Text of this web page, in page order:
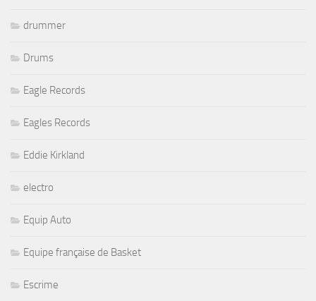
drummer
Drums
Eagle Records
Eagles Records
Eddie Kirkland
electro
Equip Auto
Equipe française de Basket
Escrime